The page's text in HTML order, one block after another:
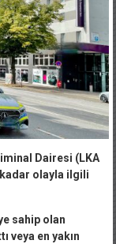
Dairesi (LKA
olayla ilgili
sahip olan
veya en yakın